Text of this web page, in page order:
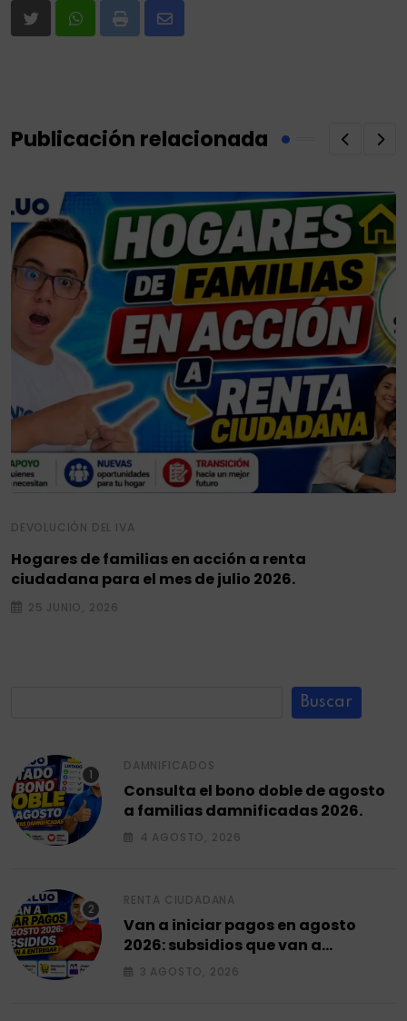
Print
Share
Publicación relacionada
DEVOLUCIÓN DEL IVA
Hogares de familias en acción a renta
ciudadana para el mes de julio 2026.
25 JUNIO, 2026
Buscar
DAMNIFICADOS
Consulta el bono doble de agosto
a familias damnificadas 2026.
4 AGOSTO, 2026
RENTA CIUDADANA
Van a iniciar pagos en agosto
2026: subsidios que van a
entregar.
3 AGOSTO, 2026